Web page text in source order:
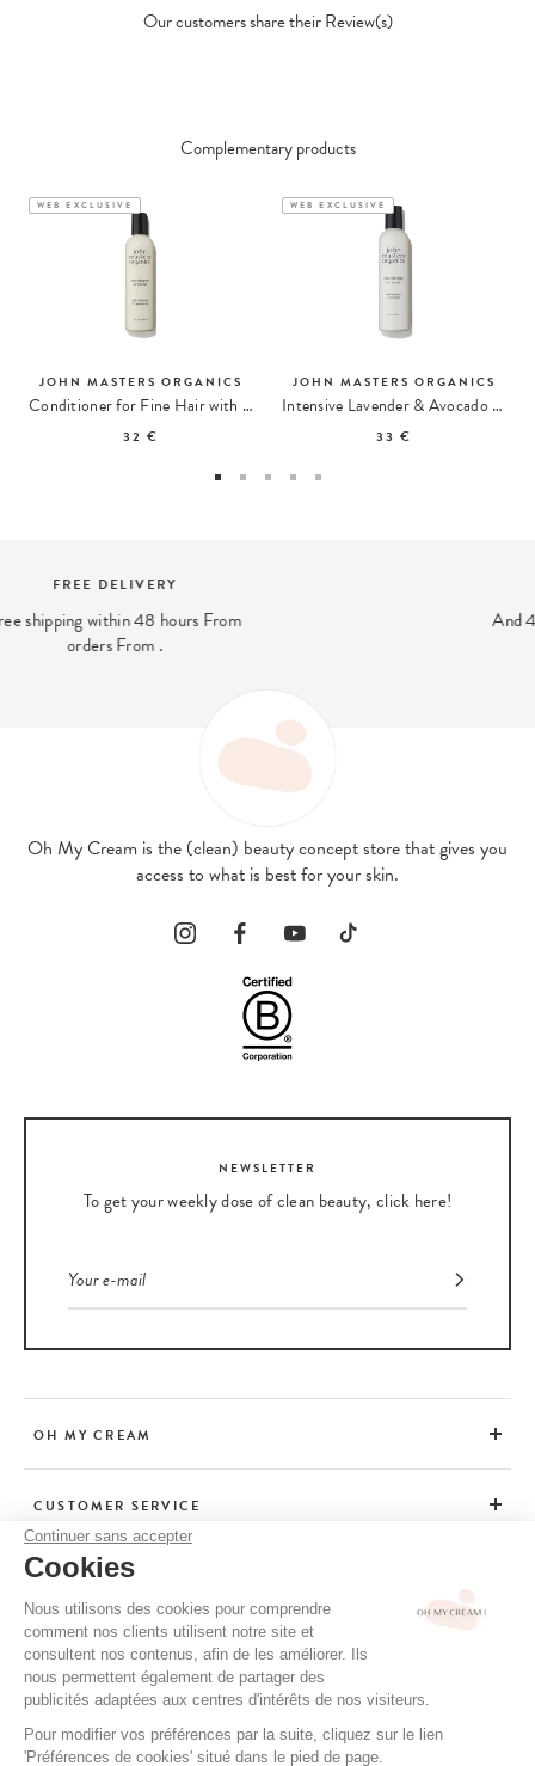
Continuer sans accepter
Cookies
Nous utilisons des cookies pour comprendre
comment nos clients utilisent notre site et
consultent nos contenus, afin de les améliorer. Ils
nous permettent également de partager des
publicités adaptées aux centres d'intérêts de nos visiteurs.
Pour modifier vos préférences par la suite, cliquez sur le lien
'Préférences de cookies' situé dans le pied de page.
Our customers share their Review(s)
Complementary products
WEB EXCLUSIVE
JOHN MASTERS ORGANICS
Conditioner for Fine Hair with Rosemary and Peppermint
32 €
WEB EXCLUSIVE
JOHN MASTERS ORGANICS
Intensive Lavender & Avocado Conditioner
33 €
And 4x interest-free payment available
Oh My Cream is the (clean) beauty concept store that gives you
access to what is best for your skin.
NEWSLETTER
To get your weekly dose of clean beauty, click here!
OH MY CREAM
CUSTOMER SERVICE
ADVICE
CGV / CGU
TERMS OF USE
PRIVACY POLICY